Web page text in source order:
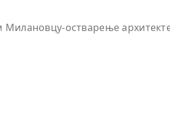
Милановцу-остварење